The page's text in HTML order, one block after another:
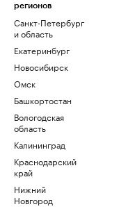
регионов
Санкт-Петербург
и область
Екатеринбург
Новосибирск
Омск
Башкортостан
Вологодская
область
Калининград
Краснодарский
край
Нижний
Новгород